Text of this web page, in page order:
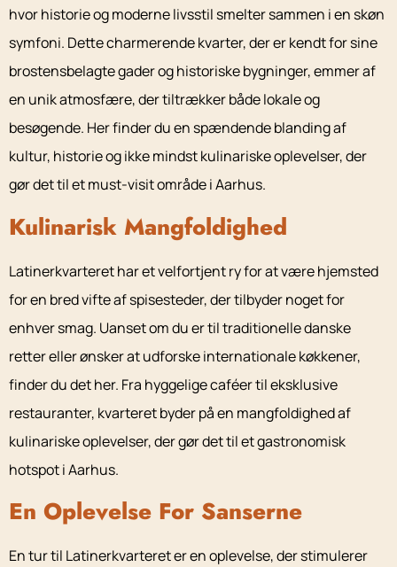
hvor historie og moderne livsstil smelter sammen i en skøn
symfoni. Dette charmerende kvarter, der er kendt for sine
brostensbelagte gader og historiske bygninger, emmer af
en unik atmosfære, der tiltrækker både lokale og
besøgende. Her finder du en spændende blanding af
kultur, historie og ikke mindst kulinariske oplevelser, der
gør det til et must-visit område i Aarhus.
Kulinarisk Mangfoldighed
Latinerkvarteret har et velfortjent ry for at være hjemsted
for en bred vifte af spisesteder, der tilbyder noget for
enhver smag. Uanset om du er til traditionelle danske
retter eller ønsker at udforske internationale køkkener,
finder du det her. Fra hyggelige caféer til eksklusive
restauranter, kvarteret byder på en mangfoldighed af
kulinariske oplevelser, der gør det til et gastronomisk
hotspot i Aarhus.
En Oplevelse For Sanserne
En tur til Latinerkvarteret er en oplevelse, der stimulerer